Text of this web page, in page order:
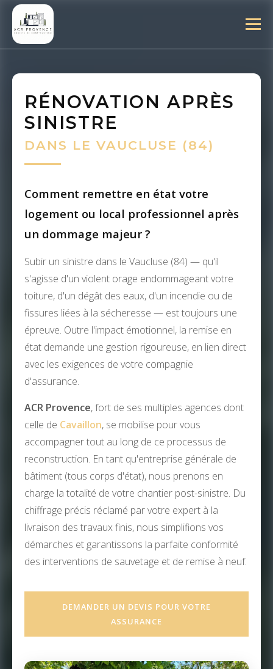
RÉNOVATION APRÈS
SINISTRE
DANS LE VAUCLUSE (84)
Comment remettre en état votre
logement ou local professionnel après
un dommage majeur ?
Subir un sinistre dans le Vaucluse (84) — qu'il
s'agisse d'un violent orage endommageant votre
toiture, d'un dégât des eaux, d'un incendie ou de
fissures liées à la sécheresse — est toujours une
épreuve. Outre l'impact émotionnel, la remise en
état demande une gestion rigoureuse, en lien direct
avec les exigences de votre compagnie
d'assurance.
ACR Provence, fort de ses multiples agences dont
celle de Cavaillon, se mobilise pour vous
accompagner tout au long de ce processus de
reconstruction. En tant qu'entreprise générale de
bâtiment (tous corps d'état), nous prenons en
charge la totalité de votre chantier post-sinistre. Du
chiffrage précis réclamé par votre expert à la
livraison des travaux finis, nous simplifions vos
démarches et garantissons la parfaite conformité
des interventions de sauvetage et de remise à neuf.
DEMANDER UN DEVIS POUR VOTRE
ASSURANCE